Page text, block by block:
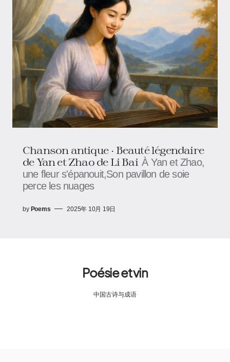
Chanson antique · Beauté légendaire
de Yan et Zhao de Li Bai À Yan et Zhao,
une fleur s'épanouit,Son pavillon de soie
perce les nuages
by Poems 2025年 10月 19日
Poésie et vin
中国古诗与成语